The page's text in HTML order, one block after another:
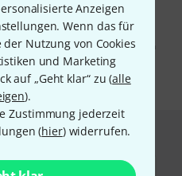
Anzeigen
Wenn das für
Nutzung von Cookies
und Marketing
auf „Geht klar“ zu (alle
).
Zustimmung jederzeit
(hier) widerrufen.
Sie dem Erhalt von E-Mail-
Mail-Nutzungsverhaltens zu. Die
Informationen finden Sie in
.